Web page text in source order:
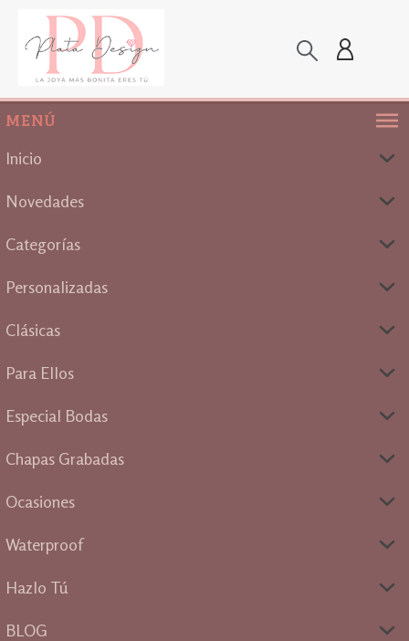
MENÚ
Inicio
Novedades
Categorías
Personalizadas
Clásicas
Para Ellos
Especial Bodas
Chapas Grabadas
Ocasiones
Waterproof
Hazlo Tú
BLOG